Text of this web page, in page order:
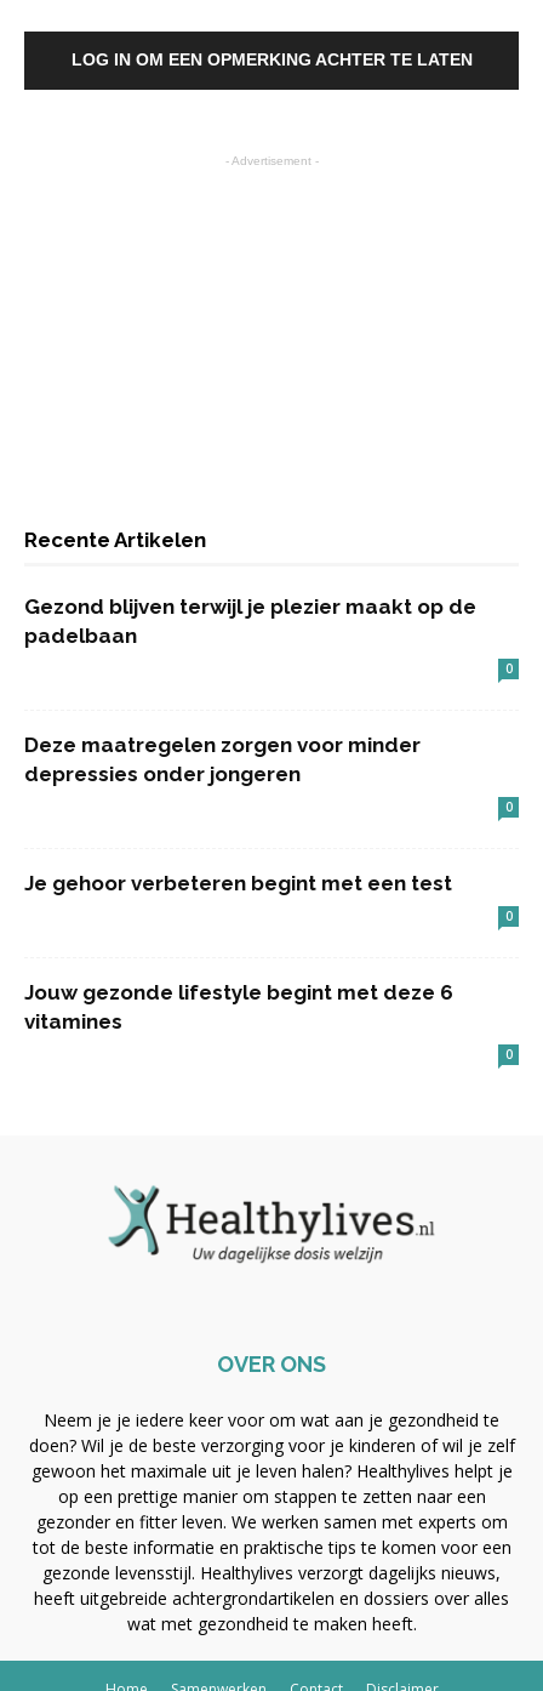
LOG IN OM EEN OPMERKING ACHTER TE LATEN
- Advertisement -
Recente Artikelen
Gezond blijven terwijl je plezier maakt op de
padelbaan
0
Deze maatregelen zorgen voor minder
depressies onder jongeren
0
Je gehoor verbeteren begint met een test
0
Jouw gezonde lifestyle begint met deze 6
vitamines
0
OVER ONS
Neem je je iedere keer voor om wat aan je gezondheid te
doen? Wil je de beste verzorging voor je kinderen of wil je zelf
gewoon het maximale uit je leven halen? Healthylives helpt je
op een prettige manier om stappen te zetten naar een
gezonder en fitter leven. We werken samen met experts om
tot de beste informatie en praktische tips te komen voor een
gezonde levensstijl. Healthylives verzorgt dagelijks nieuws,
heeft uitgebreide achtergrondartikelen en dossiers over alles
wat met gezondheid te maken heeft.